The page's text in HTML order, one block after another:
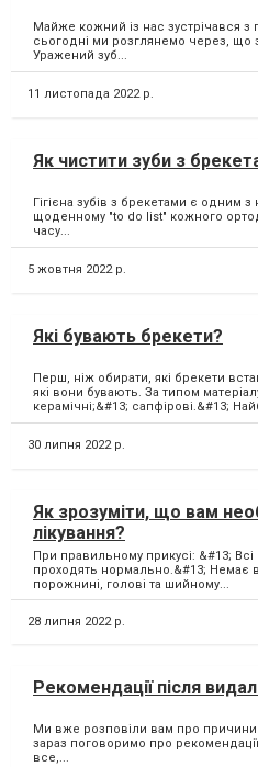
Майже кожний із нас зустрічався з
сьогодні ми розглянемо через, що
Уражений зуб...
11 листопада 2022 р.
Як чистити зуби з
Гігієна зубів з брекетами є одним
щоденному "to do list" кожного
часу...
5 жовтня 2022 р.
Які бувають брекети?
Перш, ніж обирати, які брекети
які вони бувають. За типом
керамічні;&#13; сапфірові.&#13;
30 липня 2022 р.
Як зрозуміти, що вам
лікування?
При правильному прикусі: &#13;
проходять нормально.&#13; Немає
порожнині, голові та шийному...
28 липня 2022 р.
Рекомендації після
Ми вже розповіли вам про причини
зараз поговоримо про
все,...